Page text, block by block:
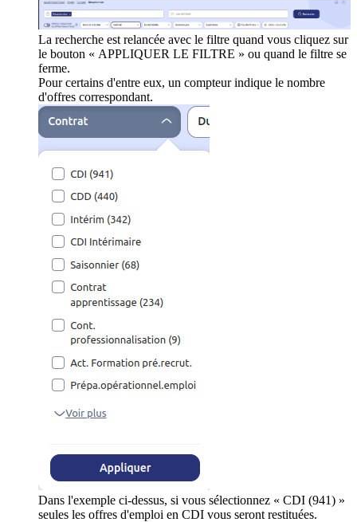
La recherche est relancée avec le filtre quand vous cliquez sur
le bouton « APPLIQUER LE FILTRE » ou quand le filtre se
ferme.
Pour certains d'entre eux, un compteur indique le nombre
d'offres correspondant.
Dans l'exemple ci-dessus, si vous sélectionnez « CDI (941) »
seules les offres d'emploi en CDI vous seront restituées.